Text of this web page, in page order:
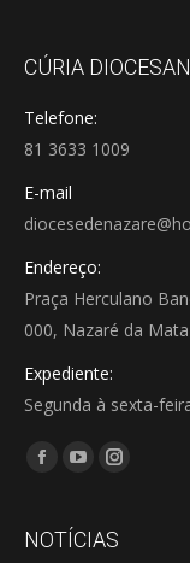
CÚRIA
Telefone:
81 3633 1009
E-mail
Endereço:
Praça Herculano
000, Nazaré da
Expediente:
Segunda à sexta-
Encontre-nos em:
Facebook
opens
YouTube
opens
Instagram
opens
NOTÍCIAS